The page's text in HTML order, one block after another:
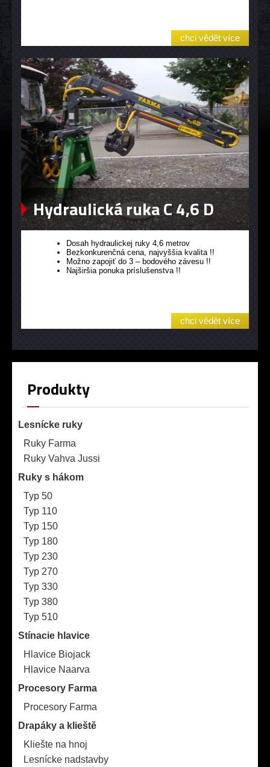
chci vědět více
Hydraulická ruka C 4,6 D
Dosah hydraulickej ruky 4,6 metrov
Bezkonkurenčná cena, najvyššia kvalita !!
Možno zapojiť do 3 – bodového závesu !!
Najširšia ponuka príslušenstva !!
chci vědět více
Produkty
Lesnícke ruky
Ruky Farma
Ruky Vahva Jussi
Ruky s hákom
Typ 50
Typ 110
Typ 150
Typ 180
Typ 230
Typ 270
Typ 330
Typ 380
Typ 510
Stínacie hlavice
Hlavice Biojack
Hlavice Naarva
Procesory Farma
Procesory Farma
Drapáky a klieště
Kliešte na hnoj
Lesnícke nadstavby